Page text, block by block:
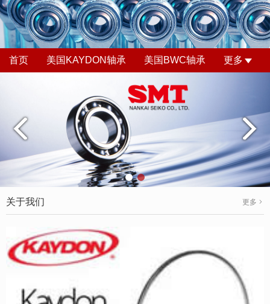
首页 美国KAYDON轴承 美国BWC轴承 更多
关于我们 更多